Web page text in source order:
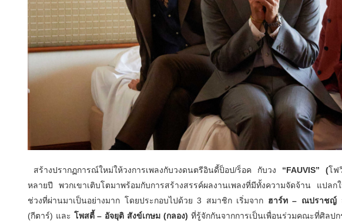
สร้างปรากฏการณ์ใหม่ให้วงการเพลงกับวงดนตรีอินดี้ป็อป/ร็อค กับวง “FAUVIS” (โฟ
หลายปี พวกเขาเติบโตมาพร้อมกับการสร้างสรรค์ผลงานเพลงที่มีทั้งความจัดจ้าน แปลก
ช่วงที่ผ่านมาเป็นอย่างมาก โดยประกอบไปด้วย3 สมาชิก เริ่มจาก ฮาร์ท – ณปราชญ์
(กีตาร์) และ โพสตี้ – อัจยุติ สังข์เกษม (กลอง) ที่รู้จักกันจากการเป็นเพื่อนร่วมคณะที่ศิลปก